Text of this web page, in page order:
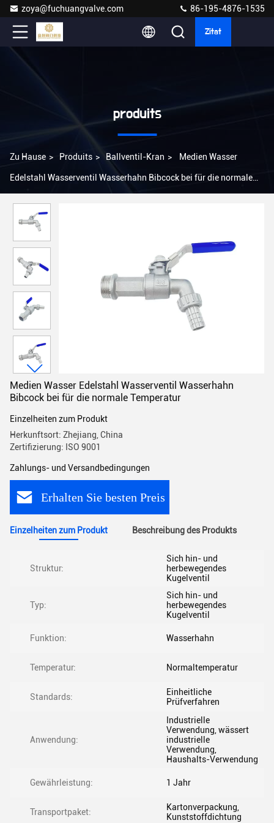
zoya@fuchuangvalve.com 86-195-4876-1535
Zitat
produits
Zu Hause > Produits > Ballventil-Kran > Medien Wasser
Edelstahl Wasserventil Wasserhahn Bibcock bei für die normale
Medien Wasser Edelstahl Wasserventil Wasserhahn
Bibcock bei für die normale Temperatur
Einzelheiten zum Produkt
Herkunftsort: Zhejiang, China
Zertifizierung: ISO 9001
Zahlungs- und Versandbedingungen
Erhalten Sie besten Preis
Einzelheiten zum Produkt Beschreibung des Produkts
Struktur:
Sich hin- und
herbewegendes
Kugelventil
Typ:
Sich hin- und
herbewegendes
Kugelventil
Funktion: Wasserhahn
Temperatur: Normaltemperatur
Standards:
Einheitliche
Prüfverfahren
Anwendung:
Industrielle
Verwendung, wässert
industrielle
Verwendung,
Haushalts-Verwendung
Gewährleistung: 1 Jahr
Transportpaket:
Kartonverpackung,
Kunststoffdichtung